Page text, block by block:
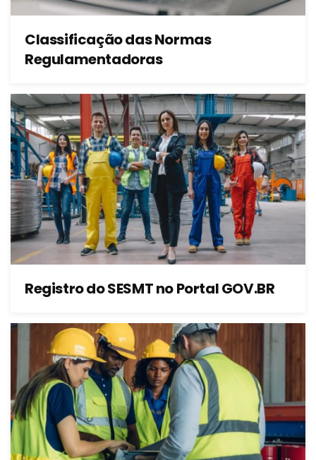
Classificação das Normas
Regulamentadoras
Registro do SESMT no Portal GOV.BR